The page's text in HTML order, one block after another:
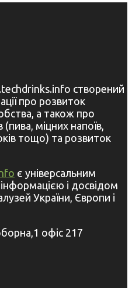
створений
про розвиток
а також про
міцних напоїв,
тощо) та розвиток
є універсальним
і досвідом
України, Європи і
офіс 217